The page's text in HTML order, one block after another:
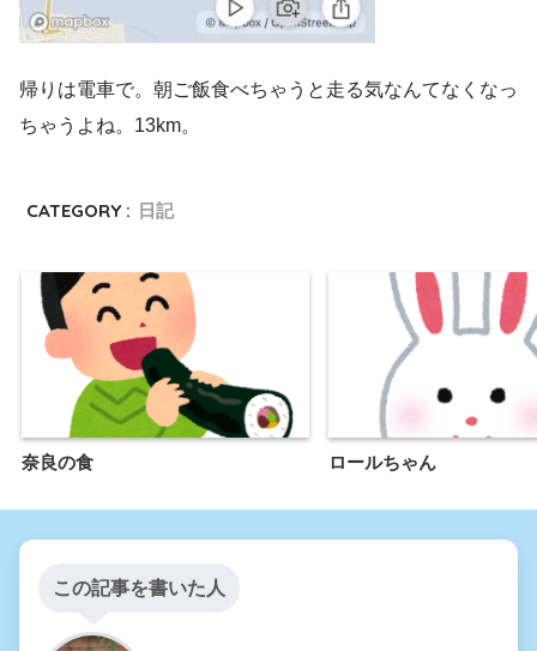
帰りは電車で。朝ご飯食べちゃうと走る気なんてなくなっ
ちゃうよね。13km。
CATEGORY : 日記
奈良の食 ロールちゃん
この記事を書いた人